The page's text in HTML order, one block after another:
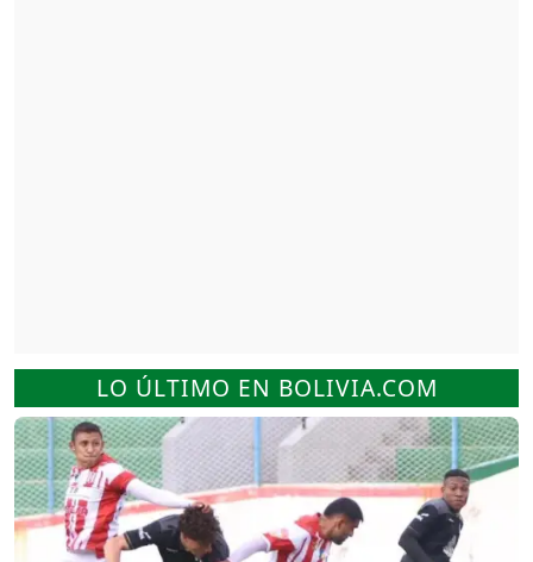
LO ÚLTIMO EN BOLIVIA.COM